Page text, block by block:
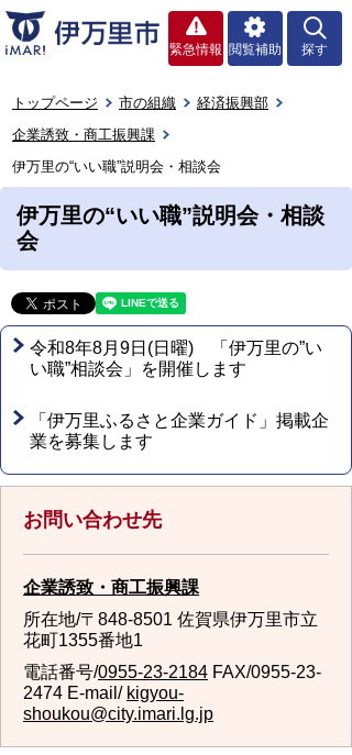
緊急情報 閲覧補助 探す
トップページ 市の組織
経済振興部
企業誘致・商工振興課
伊万里の“いい職”説明会・相談会
伊万里の“いい職”説明会・相談
会
令和8年8月9日(日曜) 「伊万里の”い
い職”相談会」を開催します
「伊万里ふるさと企業ガイド」掲載企
業を募集します
お問い合わせ先
企業誘致・商工振興課
所在地/〒848-8501 佐賀県伊万里市立
花町1355番地1
電話番号/0955-23-2184 FAX/0955-23-
2474 E-mail/ kigyou-
shoukou@city.imari.lg.jp